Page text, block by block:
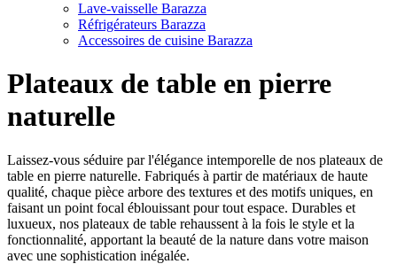
Lave-vaisselle Barazza
Réfrigérateurs Barazza
Accessoires de cuisine Barazza
Plateaux de table en pierre
naturelle
Laissez-vous séduire par l'élégance intemporelle de nos plateaux de
table en pierre naturelle. Fabriqués à partir de matériaux de haute
qualité, chaque pièce arbore des textures et des motifs uniques, en
faisant un point focal éblouissant pour tout espace. Durables et
luxueux, nos plateaux de table rehaussent à la fois le style et la
fonctionnalité, apportant la beauté de la nature dans votre maison
avec une sophistication inégalée.